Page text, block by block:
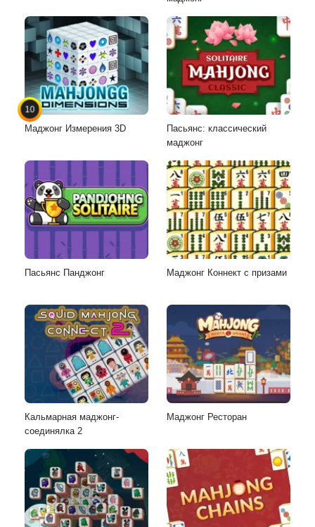
10
Маджонг Измерения 3D
Пасьянс: классический
маджонг
Пасьянс Панджонг Маджонг Коннект с призами
Кальмарная маджонг-
соединялка 2
Маджонг Ресторан